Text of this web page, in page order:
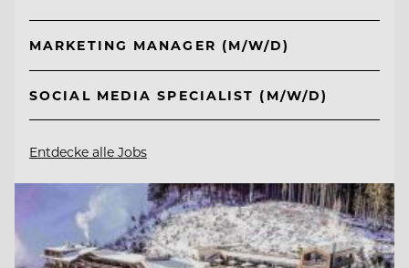
MARKETING MANAGER (M/W/D)
SOCIAL MEDIA SPECIALIST (M/W/D)
Entdecke alle Jobs